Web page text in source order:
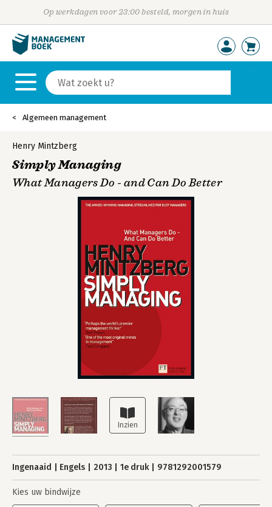
Op werkdagen voor 23:00 besteld, morgen in huis
Algemeen management
Henry Mintzberg
Simply Managing
What Managers Do - and Can Do Better
Ingenaaid Engels 2013 1e druk 9781292001579
Kies uw bindwijze